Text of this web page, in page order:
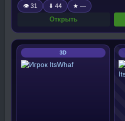
👁 31 ⬇ 44 ★ —
Открыть
3D